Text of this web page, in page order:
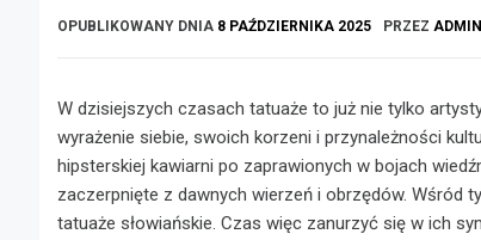
OPUBLIKOWANY DNIA 8 PAŹDZIERNIKA 2025 PRZEZ ADMIN
W dzisiejszych czasach tatuaże to już nie tylko
wyrażenie siebie, swoich korzeni i przynależności
hipsterskiej kawiarni po zaprawionych w bojach
zaczerpnięte z dawnych wierzeń i obrzędów. Wśród
tatuaże słowiańskie. Czas więc zanurzyć się w ich